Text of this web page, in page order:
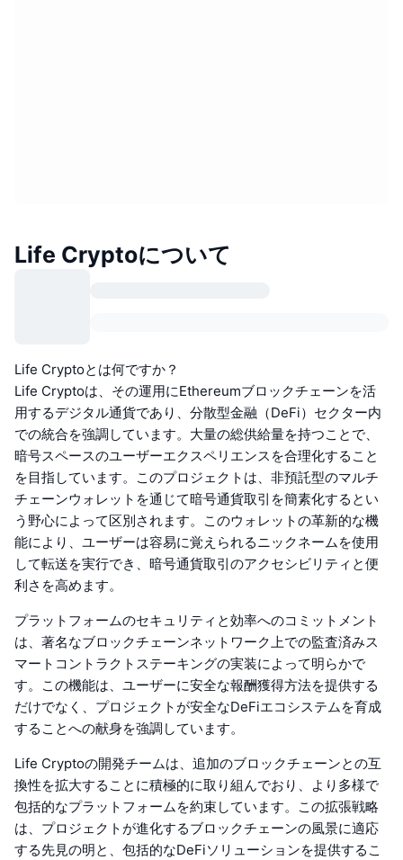
Life Cryptoについて
Life Cryptoとは何ですか？
Life Cryptoは、その運用にEthereumブロックチェーンを活
用するデジタル通貨であり、分散型金融（DeFi）セクター内
での統合を強調しています。大量の総供給量を持つことで、
暗号スペースのユーザーエクスペリエンスを合理化すること
を目指しています。このプロジェクトは、非預託型のマルチ
チェーンウォレットを通じて暗号通貨取引を簡素化するとい
う野心によって区別されます。このウォレットの革新的な機
能により、ユーザーは容易に覚えられるニックネームを使用
して転送を実行でき、暗号通貨取引のアクセシビリティと便
利さを高めます。
プラットフォームのセキュリティと効率へのコミットメント
は、著名なブロックチェーンネットワーク上での監査済みス
マートコントラクトステーキングの実装によって明らかで
す。この機能は、ユーザーに安全な報酬獲得方法を提供する
だけでなく、プロジェクトが安全なDeFiエコシステムを育成
することへの献身を強調しています。
Life Cryptoの開発チームは、追加のブロックチェーンとの互
換性を拡大することに積極的に取り組んでおり、より多様で
包括的なプラットフォームを約束しています。この拡張戦略
は、プロジェクトが進化するブロックチェーンの風景に適応
する先見の明と、包括的なDeFiソリューションを提供するこ